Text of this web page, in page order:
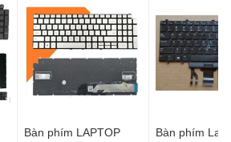
Bàn phím LAPTOP
Bàn phím